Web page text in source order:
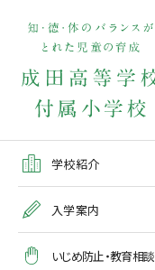
学校紹介
教育課程
入学案内
募集要項
いじめ防止・教育相談
５月の行事予定
緊急時・警報発令時の対
処について